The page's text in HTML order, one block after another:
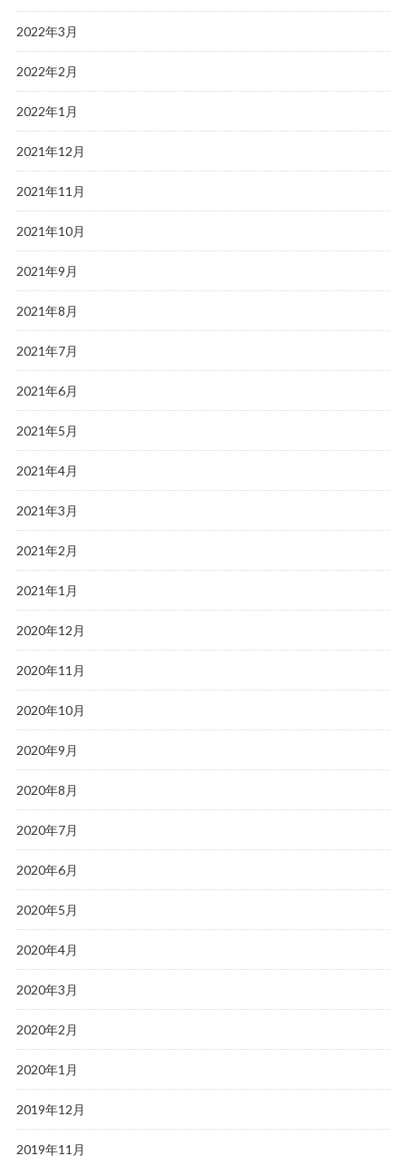
2022年3月
2022年2月
2022年1月
2021年12月
2021年11月
2021年10月
2021年9月
2021年8月
2021年7月
2021年6月
2021年5月
2021年4月
2021年3月
2021年2月
2021年1月
2020年12月
2020年11月
2020年10月
2020年9月
2020年8月
2020年7月
2020年6月
2020年5月
2020年4月
2020年3月
2020年2月
2020年1月
2019年12月
2019年11月